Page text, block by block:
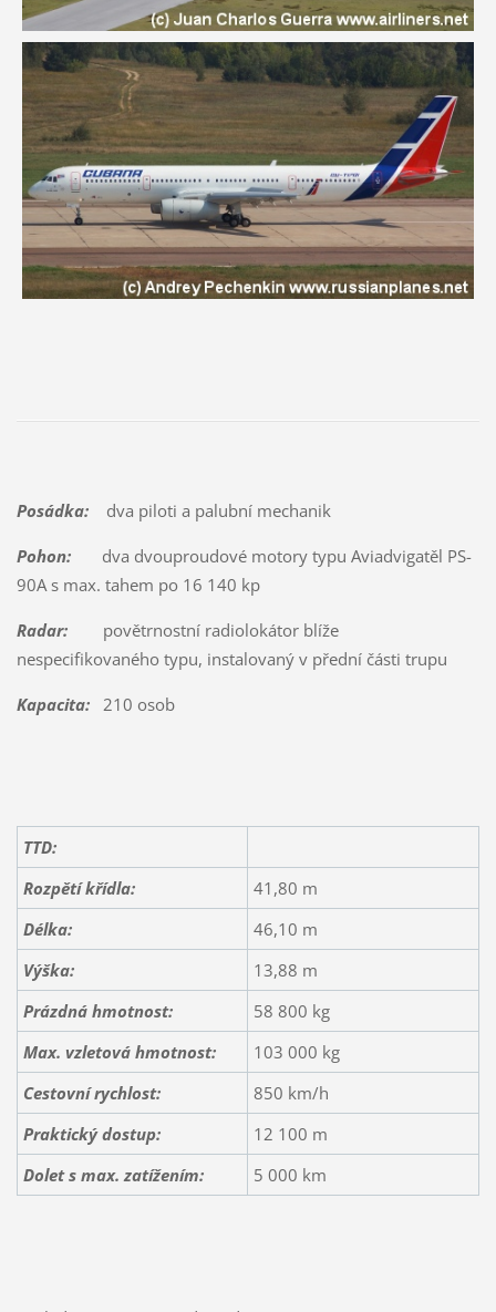
Posádka:dva piloti a palubní mechanik
Pohon:dva dvouproudové motory typu Aviadvigatěl PS-
90A s max. tahem po 16 140 kp
Radar:povětrnostní radiolokátor blíže
nespecifikovaného typu, instalovaný v přední části trupu
Kapacita:210 osob
TTD:
Rozpětí křídla:
41,80 m
Délka:
46,10 m
Výška:
13,88 m
Prázdná hmotnost:
58 800 kg
Max. vzletová hmotnost:
103 000 kg
Cestovní rychlost:
850 km/h
Praktický dostup:
12 100 m
Dolet s max. zatížením:
5 000 km